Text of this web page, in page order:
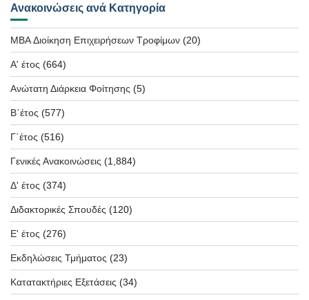
Ανακοινώσεις ανά Κατηγορία
MBA Διοίκηση Επιχειρήσεων Τροφίμων (20)
Α' έτος (664)
Ανώτατη Διάρκεια Φοίτησης (5)
Β΄έτος (577)
Γ΄έτος (516)
Γενικές Ανακοινώσεις (1,884)
Δ' έτος (374)
Διδακτορικές Σπουδές (120)
Ε' έτος (276)
Εκδηλώσεις Τμήματος (23)
Κατατακτήριες Εξετάσεις (34)